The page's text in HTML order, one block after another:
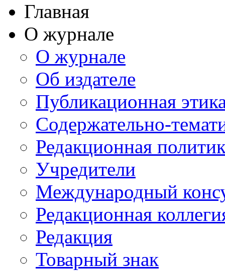
Главная
О журнале
О журнале
Об издателе
Публикационная
Содержательно-
Редакционная
Учредители
Международный
Редакционная
Редакция
Товарный знак